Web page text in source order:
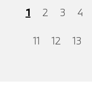
1 2 3 4
11 12 13